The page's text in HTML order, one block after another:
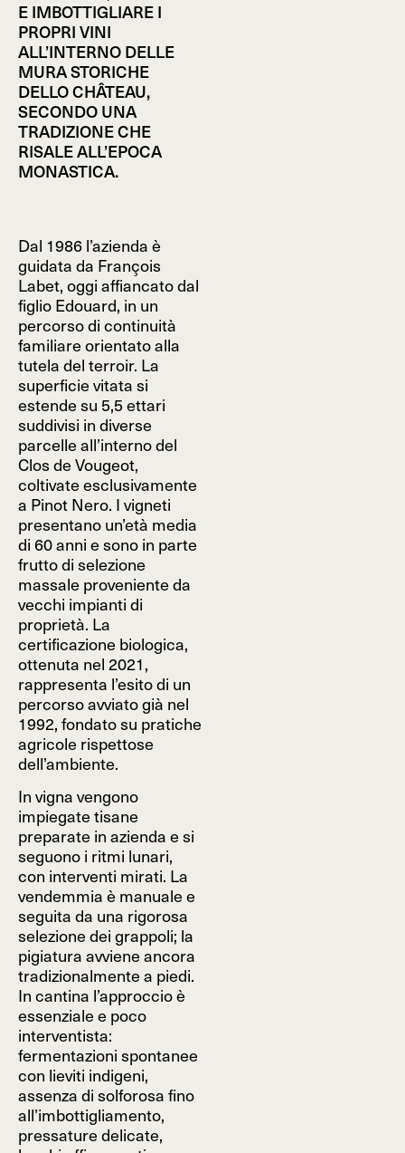
E IMBOTTIGLIARE I
PROPRI VINI
ALL’INTERNO DELLE
MURA STORICHE
DELLO CHÂTEAU,
SECONDO UNA
TRADIZIONE CHE
RISALE ALL’EPOCA
MONASTICA.
Dal 1986 l’azienda è
guidata da François
Labet, oggi affiancato dal
figlio Edouard, in un
percorso di continuità
familiare orientato alla
tutela del terroir. La
superficie vitata si
estende su 5,5 ettari
suddivisi in diverse
parcelle all’interno del
Clos de Vougeot,
coltivate esclusivamente
a Pinot Nero. I vigneti
presentano un’età media
di 60 anni e sono in parte
frutto di selezione
massale proveniente da
vecchi impianti di
proprietà. La
certificazione biologica,
ottenuta nel 2021,
rappresenta l’esito di un
percorso avviato già nel
1992, fondato su pratiche
agricole rispettose
dell’ambiente.
In vigna vengono
impiegate tisane
preparate in azienda e si
seguono i ritmi lunari,
con interventi mirati. La
vendemmia è manuale e
seguita da una rigorosa
selezione dei grappoli; la
pigiatura avviene ancora
tradizionalmente a piedi.
In cantina l’approccio è
essenziale e poco
interventista:
fermentazioni spontanee
con lieviti indigeni,
assenza di solforosa fino
all’imbottigliamento,
pressature delicate,